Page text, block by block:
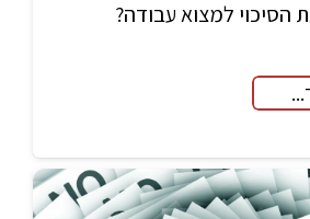
הסיכוי למצוא עבודה?